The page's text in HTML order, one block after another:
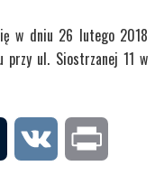
w dniu 26 lutego 2018
przy ul. Siostrzanej 11 w
Tumblr VK